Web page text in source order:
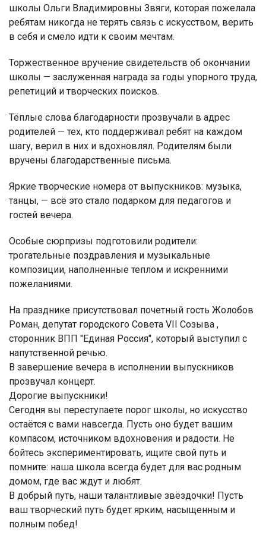
школы Ольги Владимировны Звяги, которая пожелала
ребятам никогда не терять связь с искусством, верить
в себя и смело идти к своим мечтам.
Торжественное вручение свидетельств об окончании
школы — заслуженная награда за годы упорного труда,
репетиций и творческих поисков.
Тёплые слова благодарности прозвучали в адрес
родителей — тех, кто поддерживал ребят на каждом
шагу, верил в них и вдохновлял. Родителям были
вручены благодарственные письма.
Яркие творческие номера от выпускников: музыка,
танцы, — всё это стало подарком для педагогов и
гостей вечера.
Особые сюрпризы подготовили родители:
трогательные поздравления и музыкальные
композиции, наполненные теплом и искренними
пожеланиями.
На празднике присутствовал почетный гость Жолобов
Роман, депутат городского Совета VII Созыва ,
сторонник ВПП "Единая Россия", который выступил с
напутственной речью.
В завершение вечера в исполнении выпускников
прозвучал концерт.
Дорогие выпускники!
Сегодня вы переступаете порог школы, но искусство
остаётся с вами навсегда. Пусть оно будет вашим
компасом, источником вдохновения и радости. Не
бойтесь экспериментировать, ищите свой путь и
помните: наша школа всегда будет для вас родным
домом, где вас ждут и любят.
В добрый путь, наши талантливые звёздочки! Пусть
ваш творческий путь будет ярким, насыщенным и
полным побед!